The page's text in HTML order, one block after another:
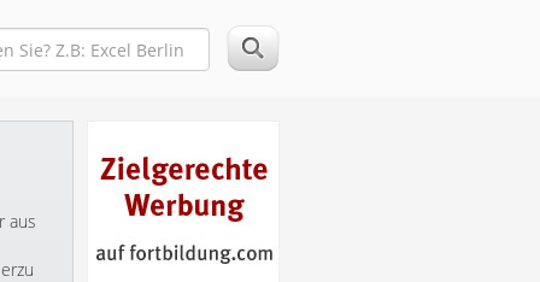
aus